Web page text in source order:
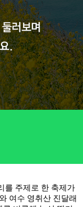
를 주제로 한 축제가
여수 영취산 진달래